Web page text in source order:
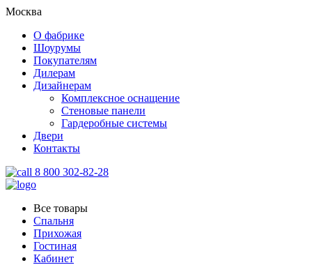
Москва
О фабрике
Шоурумы
Покупателям
Дилерам
Дизайнерам
Комплексное оснащение
Стеновые панели
Гардеробные системы
Двери
Контакты
8 800 302-82-28
Все товары
Спальня
Прихожая
Гостиная
Кабинет